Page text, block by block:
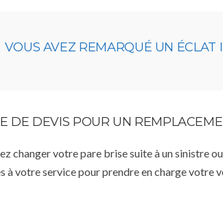
VOUS AVEZ REMARQUÉ UN ÉCLAT
DE DEVIS POUR UN
changer votre pare brise suite à un sinistre
à votre service pour prendre en charge votre